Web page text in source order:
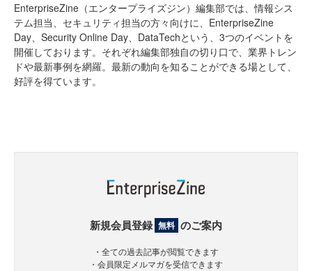
EnterpriseZine（エンタープライズジン）編集部では、情報シス
テム担当、セキュリティ担当の方々向けに、EnterpriseZine
Day、Security Online Day、DataTechという、3つのイベントを
開催しております。それぞれ編集部独自の切り口で、業界トレン
ドや最新事例を網羅。最新の動向を知ることができる場として、
好評を得ています。
新規会員登録 無料 のご案内
・全ての過去記事が閲覧できます
・会員限定メルマガを受信できます